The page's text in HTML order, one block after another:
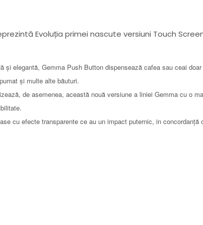
Evoluția primei nascute versiuni Touch
elegantă, Gemma Push Button dispensează cafea sau ceai
și multe alte băuturi.
de asemenea, această nouă versiune a liniei Gemma cu o
cu efecte transparente ce au un impact puternic, in